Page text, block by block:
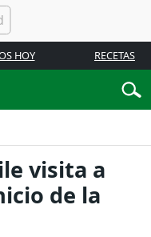
HOY RECETAS
visita a
de la